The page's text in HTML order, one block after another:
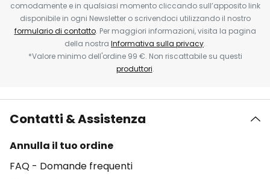
comodamente e in qualsiasi momento cliccando sull’apposito link
disponibile in ogni Newsletter o scrivendoci utilizzando il nostro
formulario di contatto. Per maggiori informazioni, visita la pagina
della nostra Informativa sulla privacy.
*Valore minimo dell'ordine 99 €. Non riscattabile su questi
produttori.
Contatti & Assistenza
Annulla il tuo ordine
FAQ - Domande frequenti